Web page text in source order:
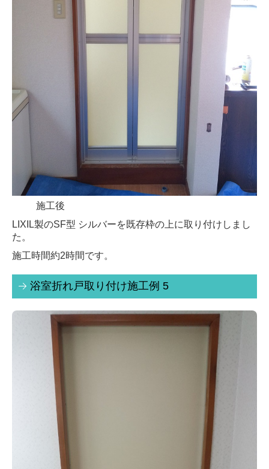
施工後
LIXIL製のSF型 シルバーを既存枠の上に取り付けしまし
た。
施工時間約2時間です。
浴室折れ戸取り付け施工例 5